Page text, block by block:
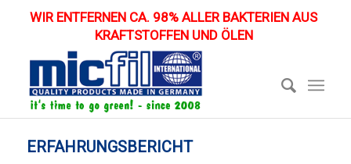
WIR ENTFERNEN CA. 98% ALLER BAKTERIEN AUS
KRAFTSTOFFEN UND ÖLEN
ERFAHRUNGSBERICHT